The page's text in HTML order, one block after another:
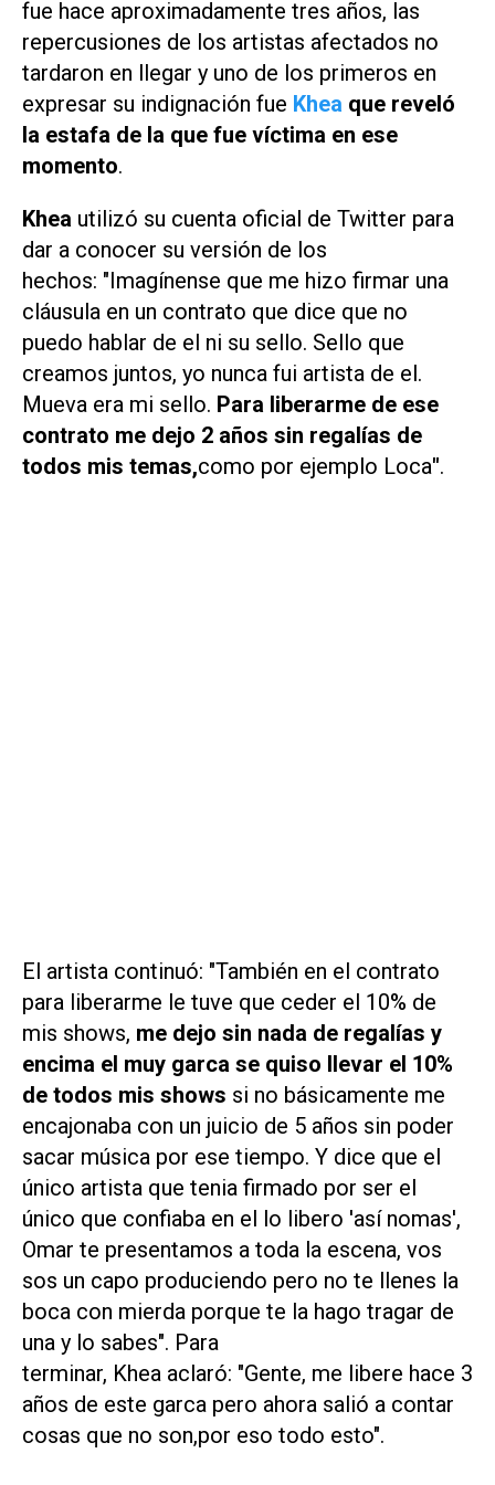
fue hace aproximadamente tres años, las
repercusiones de los artistas afectados no
tardaron en llegar y uno de los primeros en
expresar su indignación fue Khea que reveló
la estafa de la que fue víctima en ese
momento.
Khea utilizó su cuenta oficial de Twitter para
dar a conocer su versión de los
hechos: "Imagínense que me hizo firmar una
cláusula en un contrato que dice que no
puedo hablar de el ni su sello. Sello que
creamos juntos, yo nunca fui artista de el.
Mueva era mi sello. Para liberarme de ese
contrato me dejo 2 años sin regalías de
todos mis temas,como por ejemplo Loca".
El artista continuó: "También en el contrato
para liberarme le tuve que ceder el 10% de
mis shows, me dejo sin nada de regalías y
encima el muy garca se quiso llevar el 10%
de todos mis shows si no básicamente me
encajonaba con un juicio de 5 años sin poder
sacar música por ese tiempo. Y dice que el
único artista que tenia firmado por ser el
único que confiaba en el lo libero 'así nomas',
Omar te presentamos a toda la escena, vos
sos un capo produciendo pero no te llenes la
boca con mierda porque te la hago tragar de
una y lo sabes". Para
terminar, Khea aclaró: "Gente, me libere hace 3
años de este garca pero ahora salió a contar
cosas que no son,por eso todo esto".